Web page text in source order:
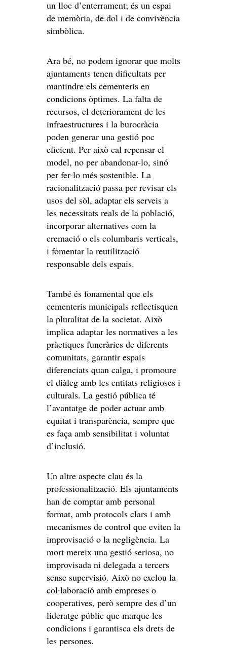
un lloc d’enterrament; és un espai
de memòria, de dol i de convivència
simbòlica.
Ara bé, no podem ignorar que molts
ajuntaments tenen dificultats per
mantindre els cementeris en
condicions òptimes. La falta de
recursos, el deteriorament de les
infraestructures i la burocràcia
poden generar una gestió poc
eficient. Per això cal repensar el
model, no per abandonar-lo, sinó
per fer-lo més sostenible. La
racionalització passa per revisar els
usos del sòl, adaptar els serveis a
les necessitats reals de la població,
incorporar alternatives com la
cremació o els columbaris verticals,
i fomentar la reutilització
responsable dels espais.
També és fonamental que els
cementeris municipals reflectisquen
la pluralitat de la societat. Això
implica adaptar les normatives a les
pràctiques funeràries de diferents
comunitats, garantir espais
diferenciats quan calga, i promoure
el diàleg amb les entitats religioses i
culturals. La gestió pública té
l’avantatge de poder actuar amb
equitat i transparència, sempre que
es faça amb sensibilitat i voluntat
d’inclusió.
Un altre aspecte clau és la
professionalització. Els ajuntaments
han de comptar amb personal
format, amb protocols clars i amb
mecanismes de control que eviten la
improvisació o la negligència. La
mort mereix una gestió seriosa, no
improvisada ni delegada a tercers
sense supervisió. Això no exclou la
col·laboració amb empreses o
cooperatives, però sempre des d’un
lideratge públic que marque les
condicions i garantisca els drets de
les persones.